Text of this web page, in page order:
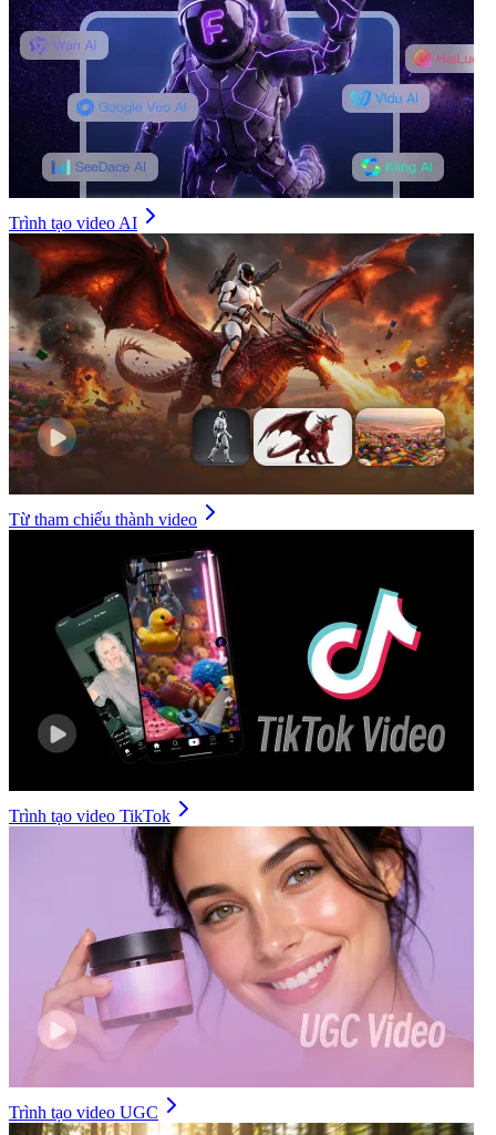
Trình tạo video AI
Từ tham chiếu thành video
Trình tạo video TikTok
Trình tạo video UGC